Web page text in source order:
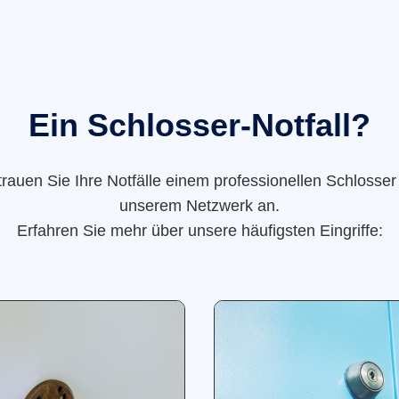
Ein Schlosser-Notfall?
Sie Ihre Notfälle einem professionellen
unserem Netzwerk an.
Erfahren Sie mehr über unsere häufigsten Eingriffe: